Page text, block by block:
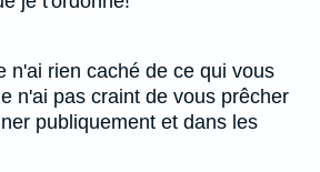
n'ai rien caché de ce qui vous
n'ai pas craint de vous prêcher
publiquement et dans les